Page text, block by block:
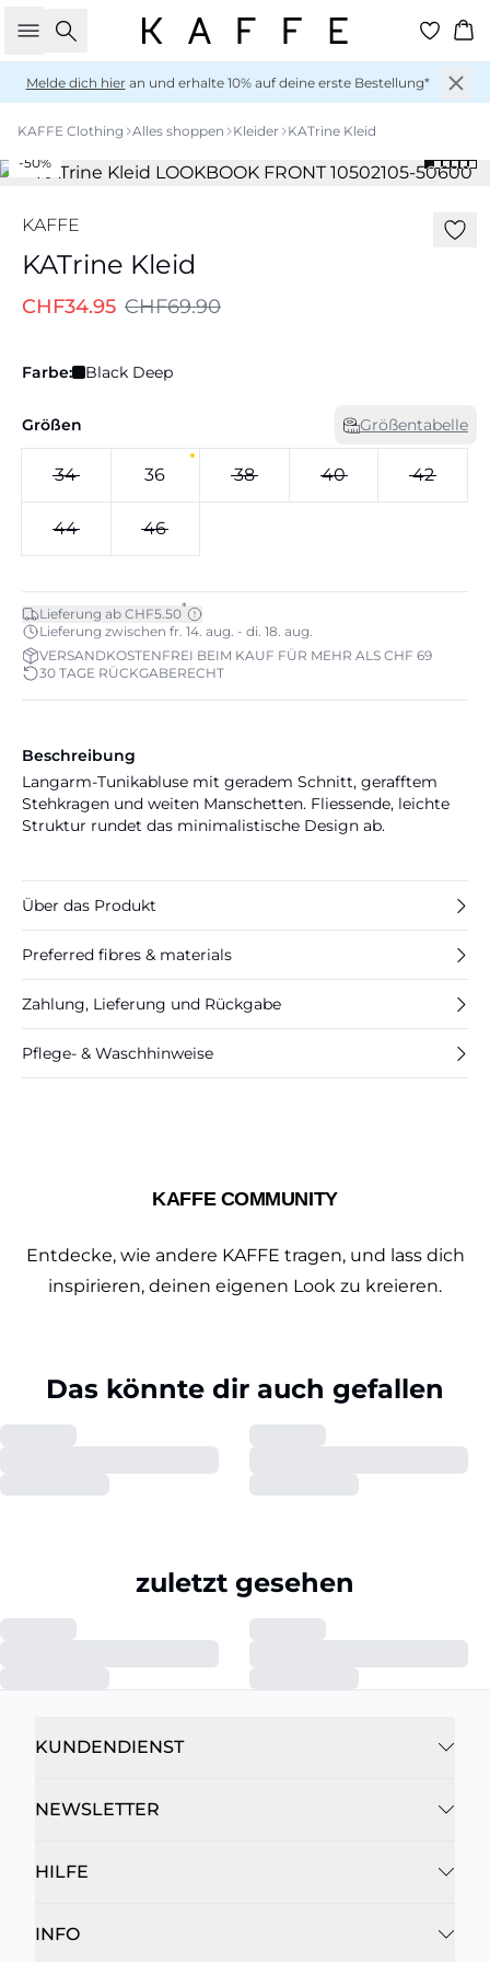
Suche
Melde dich hieran und erhalte 10% auf deine erste Bestellung*
KAFFE Clothing Alles shoppen Kleider KATrine Kleid
-50%
KAFFE
KATrine Kleid
CHF34.95 CHF69.90
Farbe: Black Deep
Größen Größentabelle
34 36 38 40 42
44 46
Lieferung ab CHF5.50*
Lieferung zwischen fr. 14. aug. - di. 18. aug.
VERSANDKOSTENFREI BEIM KAUF FÜR MEHR ALS CHF 69
30 TAGE RÜCKGABERECHT
Beschreibung
Langarm-Tunikabluse mit geradem Schnitt, gerafftem
Stehkragen und weiten Manschetten. Fliessende, leichte
Struktur rundet das minimalistische Design ab.
Über das Produkt
Preferred fibres & materials
Zahlung, Lieferung und Rückgabe
Pflege- & Waschhinweise
KAFFE COMMUNITY
Entdecke, wie andere KAFFE tragen, und lass dich
inspirieren, deinen eigenen Look zu kreieren.
Das könnte dir auch gefallen
zuletzt gesehen
KUNDENDIENST
NEWSLETTER
HILFE
INFO